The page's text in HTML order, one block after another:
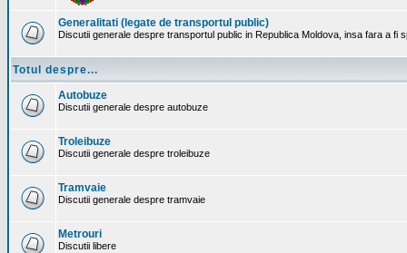
Generalitati (legate de transportul public)
Discutii generale despre transportul public in Republica Moldova, insa fara a fi
Totul despre...
Autobuze
Discutii generale despre autobuze
Troleibuze
Discutii generale despre troleibuze
Tramvaie
Discutii generale despre tramvaie
Metrouri
Discutii libere